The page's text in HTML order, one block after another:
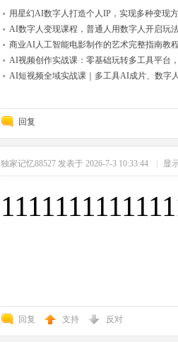
用星幻AI数字人打造个人IP，实现多种变现
AI数字人变现课程，普通人用数字人开启玩
商业AI人工智能电影制作的艺术完整指南教
AI视频创作实战课：零基础玩转多工具平台
AI短视频全域实战课｜多工具AI成片、数字
回复
独家记忆88527 发表于 2026-7-3 10:33:44 | 显
回复 支持 反对